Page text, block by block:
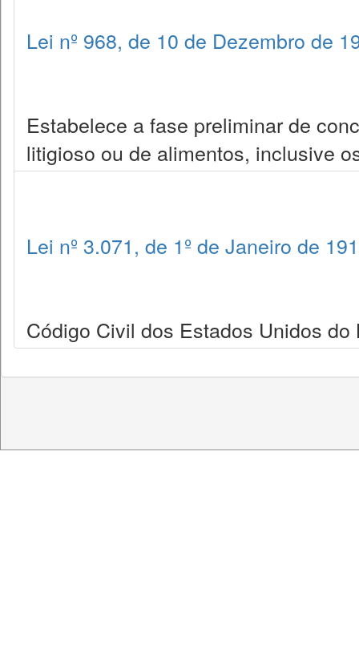
Lei nº 968, de 10 de Dezembro de
Estabelece a fase preliminar de
litigioso ou de alimentos, inclusive
Lei nº 3.071, de 1º de Janeiro de
Código Civil dos Estados Unidos do